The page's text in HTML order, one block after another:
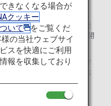
誕生した「株式会社日本産
、2022年4月1日より営業開
から消費者へ最速でお届け
生産者を応援し、地域創生
きなくなる場合が
クッキー
いて
をご覧くだ
の当社ウェブサイ
スを快適にご利用
報を収集しており